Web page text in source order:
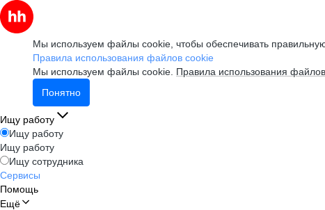
Мы используем файлы cookie, чтобы обеспечивать
Правила использования файлов cookie
Мы используем файлы cookie. Правила использования
Понятно
Ищу работу
Ищу работу
Ищу работу
Ищу сотрудника
Сервисы
Помощь
Ещё